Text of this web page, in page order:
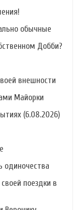
обычные
Добби?
внешности
Майорки
(6.08.2026)
одиночества
поездки в